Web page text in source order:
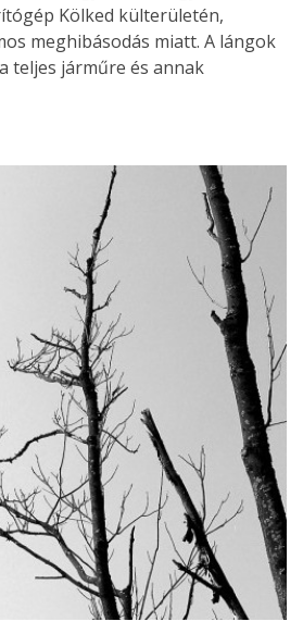
Kölked külterületén,
meghibásodás miatt. A lángok
teljes járműre és annak